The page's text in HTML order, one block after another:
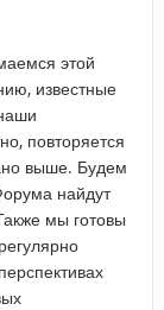
этой
известные
повторяется
выше. Будем
найдут
мы готовы